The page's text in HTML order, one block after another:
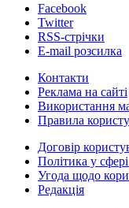
Facebook
Twitter
RSS-стрічки
E-mail розсилка
Контакти
Реклама на сайті
Використання
Правила
Договір
Політика у
Угода щодо
Редакція